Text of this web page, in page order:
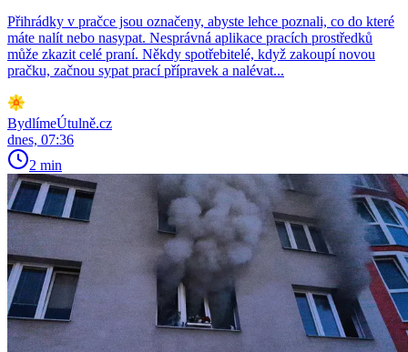
Přihrádky v pračce jsou označeny, abyste lehce poznali, co do které
máte nalít nebo nasypat. Nesprávná aplikace pracích prostředků
může zkazit celé praní. Někdy spotřebitelé, když zakoupí novou
pračku, začnou sypat prací přípravek a nalévat...
BydlímeÚtulně.cz
dnes, 07:36
2 min